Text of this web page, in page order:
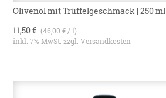
Olivenöl mit Trüffelgeschmack | 250 ml
11,50 € (46,00 € / l)
inkl. 7% MwSt. zzgl.Versandkosten